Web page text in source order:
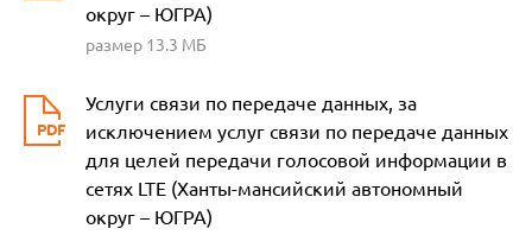
округ – ЮГРА)
размер 13.3 МБ
Услуги связи по передаче данных, за
исключением услуг связи по передаче данных
для целей передачи голосовой информации в
сетях LTE (Ханты-мансийский автономный
округ – ЮГРА)